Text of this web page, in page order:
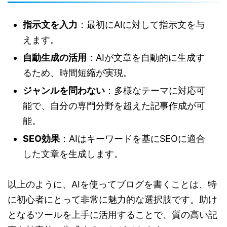
指示文を入力 ：最初にAIに対して指示文を与
えます。
自動生成の活用 ：AIが文章を自動的に生成す
るため、時間短縮が実現。
ジャンルを問わない ：多様なテーマに対応可
能で、自分の専門分野を超えた記事作成が可
能。
SEO効果：AIはキーワードを基にSEOに適合
した文章を生成します。
以上のように、AIを使ってブログを書くことは、特
に初心者にとって非常に魅力的な選択肢です。助け
となるツールを上手に活用することで、質の高い記